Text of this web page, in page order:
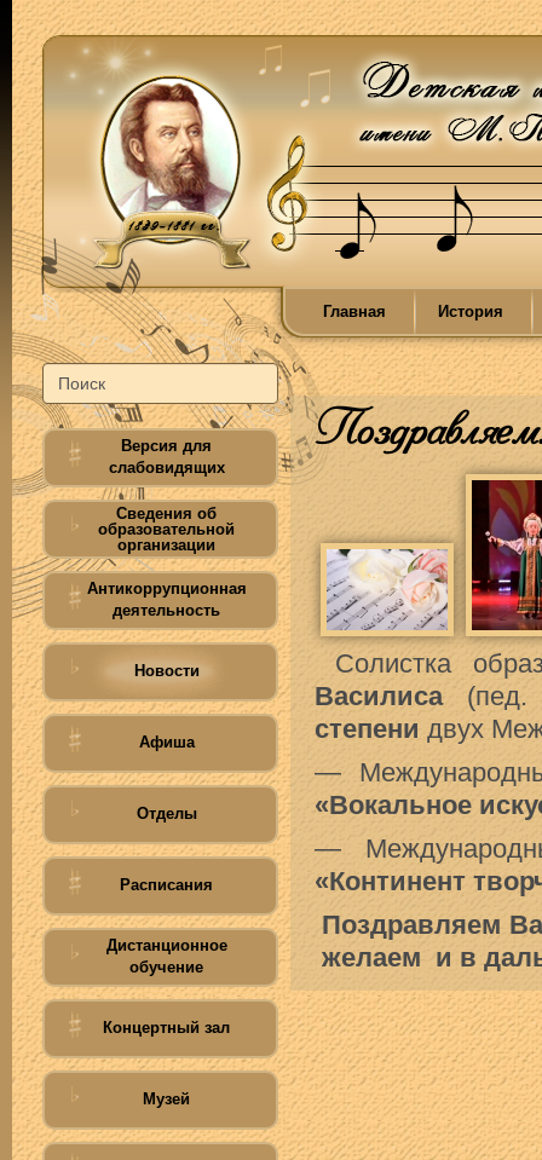
Главная История
Версия для
слабовидящих
Сведения об
образовательной
организации
Антикоррупционная
деятельность
Новости
Афиша
Отделы
Расписания
Дистанционное
обучение
Концертный зал
Музей
Солистка
Василиса(пед.
степени двух
—
«Вокальное
—
«Континент
Поздравляем
желаем и в